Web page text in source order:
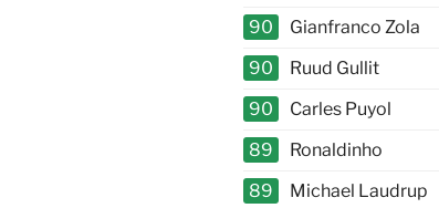
90
Gianfranco Zola
90
Ruud Gullit
90
Carles Puyol
89
Ronaldinho
89
Michael Laudrup